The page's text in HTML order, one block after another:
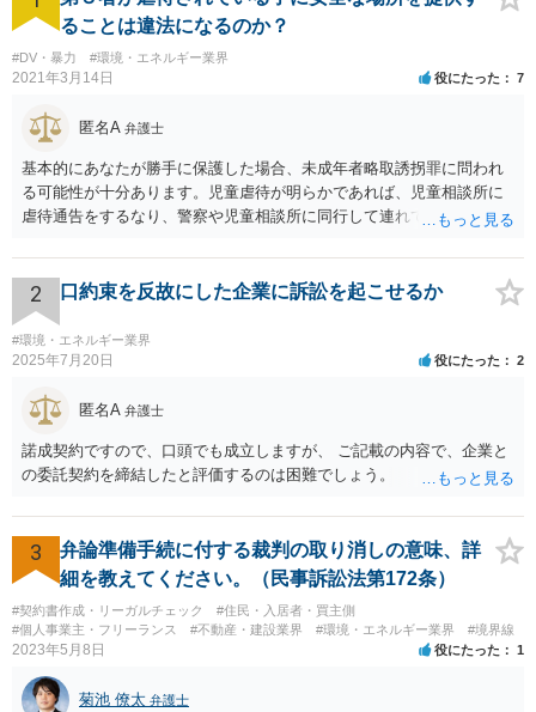
ることは違法になるのか？
#DV・暴力 #環境・エネルギー業界
2021年3月14日 役にたった 7
匿名A 弁護士
基本的にあなたが勝手に保護した場合、未成年者略取誘拐罪に問われ
る可能性が十分あります。児童虐待が明らかであれば、児童相談所に
虐待通告をするなり、警察や児童相談所に同行して連れていくなり、
談所の関与を望んでいないケースでは難しい判断にはなるとは思いま
すが、少なくともあなたが保護者の承諾を得ずに勝手に保護すること
は避けた方が良いかと存じます。警察は親からの虐待があると分かっ
た場合であっても、必ずしもあなたに味方するわけではないかと存じ
ます。児童相談所に通告すべきであったと窘められる程度であればよ
で自らの支配下に置きたかったのではないかと疑われる可能性さえあ
2 口約束を反故にした企業に訴訟を起こせるか
#環境・エネルギー業界
2025年7月20日 役にたった 2
匿名A 弁護士
諾成契約ですので、口頭でも成立しますが、 ご記載の内容で、企業と
の委託契約を締結したと評価するのは困難でしょう。
3
弁論準備手続に付する裁判の取り消しの意味、詳
細を教えてください。（民事訴訟法第172条）
#契約書作成・リーガルチェック
#住民・入居者・買主側
#個人事業主・フリーランス
#不動産・建設業界 #環境・エネルギー業界 #境界線
2023年5月8日 役にたった 1
菊池 僚太 弁護士